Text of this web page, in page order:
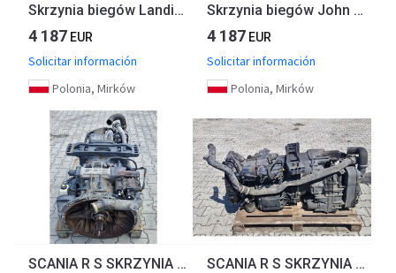
Skrzynia biegów Landini Rex 80 F
4 187 EUR
Solicitar información
Polonia, Mirków
Skrzynia biegów John Deere 6155M, PowrQuad
4 187 EUR
Solicitar información
Polonia, Mirków
SCANIA R S SKRZYNIA BIEGÓW GRS905R SCANIA R S SKRZYNIA BIEGÓW GRSO905R